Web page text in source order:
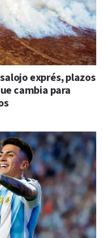
exprés, plazos
cambia para